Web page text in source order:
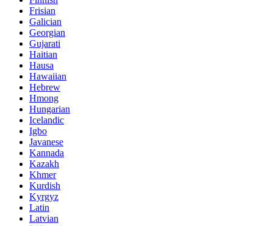
Frisian
Galician
Georgian
Gujarati
Haitian
Hausa
Hawaiian
Hebrew
Hmong
Hungarian
Icelandic
Igbo
Javanese
Kannada
Kazakh
Khmer
Kurdish
Kyrgyz
Latin
Latvian